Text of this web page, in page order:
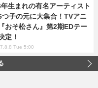
年生まれの有名アーティスト
つ子の元に大集合！TVアニ
おそ松さん』第2期EDテー
定！
Tue 5:00